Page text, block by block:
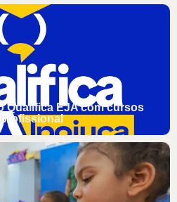
Qualifica EJA com cursos